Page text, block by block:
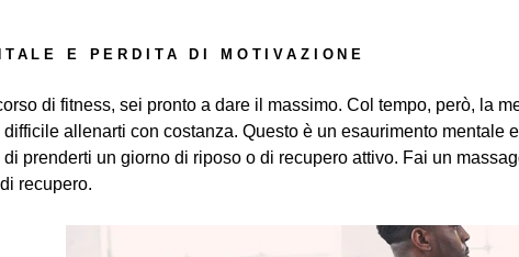
E PERDITA DI MOTIVAZIONE
di fitness, sei pronto a dare il massimo. Col tempo, però, la
difficile allenarti con costanza. Questo è un esaurimento mentale
prenderti un giorno di riposo o di recupero attivo. Fai un
recupero.